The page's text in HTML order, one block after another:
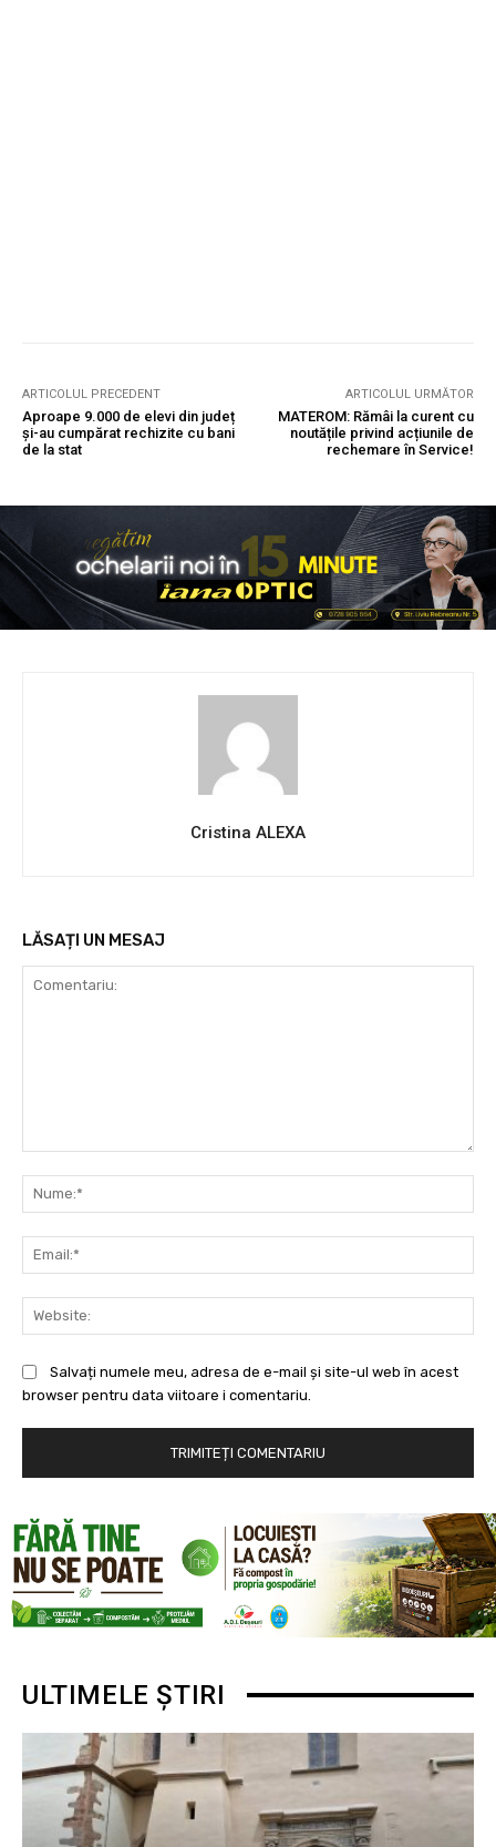
ARTICOLUL PRECEDENT
Aproape 9.000 de elevi din județ
și-au cumpărat rechizite cu bani
de la stat
ARTICOLUL URMĂTOR
MATEROM: Rămâi la curent cu
noutățile privind acțiunile de
rechemare în Service!
Cristina ALEXA
LĂSAȚI UN MESAJ
Salvați numele meu, adresa de e-mail și site-ul web în acest
browser pentru data viitoare i comentariu.
ULTIMELE ȘTIRI